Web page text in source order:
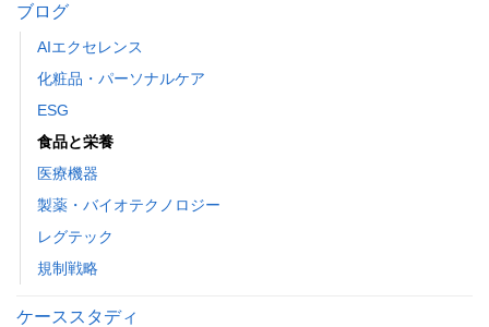
ブログ
AIエクセレンス
化粧品・パーソナルケア
ESG
食品と栄養
医療機器
製薬・バイオテクノロジー
レグテック
規制戦略
ケーススタディ